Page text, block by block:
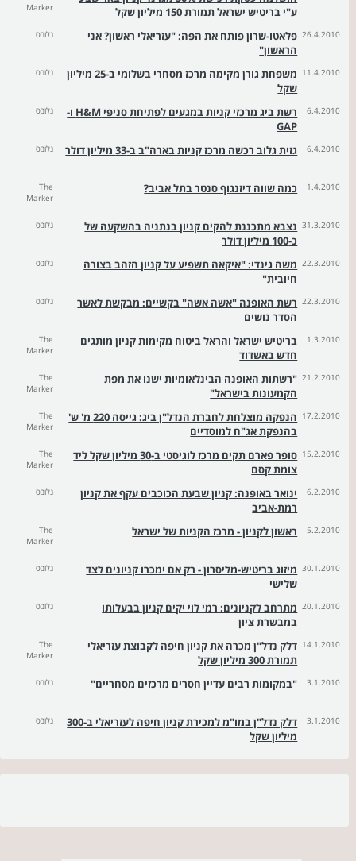
ע"י בריטיש ישראל תמורת 150 מיליון שקל
Marker
26.4.2010 פלאטו-שרון פותח את הפה: "עזריאלי ראשון? אני
הראשון"
גלובס
11.4.2010
משפחת גורן מקימה מרכז מסחרי בשלומי ב-25 מיליון
שקל
גלובס
6.4.2010
רשת ביג מרכזי קניות במגעים לפתיחת סניפי H&M ו-
GAP
גלובס
6.4.2010 גזית גלוב רכשה מרכז קניות בארה"ב ב-33 מיליון דולר גלובס
1.4.2010 כמה שווה דיזנגוף סנטר בתל אביב?
The
Marker
31.3.2010 נצבא מתכננת להקים קניון בנתניה בהשקעה של
כ-100 מיליון דולר
גלובס
22.3.2010 משה גינדי: "איקאה תשפיע על קניון הזהב בצורה
חיובית"
גלובס
22.3.2010 רשת האופנה "אשה אשה" בקשיים: מבקשת לאשר
הסדר נושים
גלובס
1.3.2010
בריטיש ישראל והראל ביטוח מקימות קניון מותגים
חדש באשדוד
The
Marker
21.2.2010 "רשתות האופנה הבינלאומיות ישנו את מפת
הקמעונות בישראל"
The
Marker
17.2.2010
הנפקה מוצלחת לחברת הנדל"ן ביג: גייסה 220 מ' ש'
בהנפקת אג"ח למוסדיים
The
Marker
15.2.2010
סופר פארם תקים מרכז לוגיסטי ב-30 מיליון שקל ליד
צומת קסם
The
Marker
6.2.2010
ינואר באופנה: קניון שבעת הכוכבים עקף את קניון
רמת-אביב
גלובס
5.2.2010 ראשון לקניון - מרכז הקניות של ישראל
The
Marker
30.1.2010 מיזוג בריטיש-מליסרון - רק אם ימכרו קניונים לצד
שלישי
גלובס
20.1.2010 מתרחב לקניונים: רמי לוי יקים קניון בבעלותו
במבשרת ציון
גלובס
14.1.2010 דלק נדל"ן מכרה את קניון חיפה לקבוצת עזריאלי
תמורת 300 מיליון שקל
The
Marker
3.1.2010 "במקומות רבים עדיין חסרים מרכזים מסחריים" גלובס
3.1.2010
דלק נדל"ן במו"מ למכירת קניון חיפה לעזריאלי ב-300
מיליון שקל
גלובס